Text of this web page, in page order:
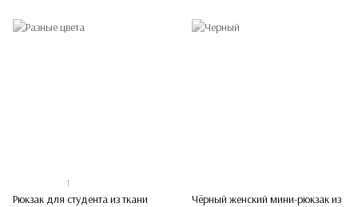
1
Рюкзак для студента из ткани
Чёрный женский мини-рюкзак из